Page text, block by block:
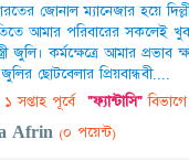
জোনাল ম্যানেজার হয়ে
আমার পরিবারের সকলেই
জুলি। কর্মক্ষেত্রে আমার প্রভাব
ছোটবেলার প্রিয়বান্ধবী....
সপ্তাহ পূর্বে "ফ্যান্টাসি"
Afrin(০ পয়েন্ট)